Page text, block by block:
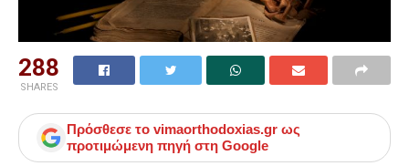
288
SHARES
Πρόσθεσε το vimaorthodoxias.gr ως
προτιμώμενη πηγή στη Google